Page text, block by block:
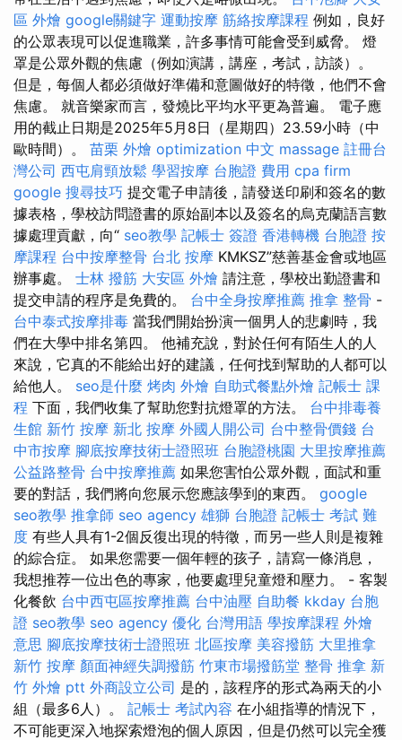
區 外燴 google關鍵字 運動按摩 筋絡按摩課程 例如，良好
的公眾表現可以促進職業，許多事情可能會受到威脅。 燈
罩是公眾外觀的焦慮（例如演講，講座，考試，訪談）。
但是，每個人都必須做好準備和意圖做好的特徵，他們不會
焦慮。 就音樂家而言，發燒比平均水平更為普遍。 電子應
用的截止日期是2025年5月8日（星期四）23.59小時（中
歐時間）。 苗栗 外燴 optimization 中文 massage 註冊台
灣公司 西屯肩頸放鬆 學習按摩 台胞證 費用 cpa firm
google 搜尋技巧 提交電子申請後，請發送印刷和簽名的數
據表格，學校訪問證書的原始副本以及簽名的烏克蘭語言數
據處理貢獻，向“ seo教學 記帳士 簽證 香港轉機 台胞證 按
摩課程 台中按摩整骨 台北 按摩 KMKSZ”慈善基金會或地區
辦事處。 士林 撥筋 大安區 外燴 請注意，學校出勤證書和
提交申請的程序是免費的。 台中全身按摩推薦 推拿 整骨 -
台中泰式按摩排毒 當我們開始扮演一個男人的悲劇時，我
們在大學中排名第四。 他補充說，對於任何有陌生人的人
來說，它真的不能給出好的建議，任何找到幫助的人都可以
給他人。 seo是什麼 烤肉 外燴 自助式餐點外燴 記帳士 課
程 下面，我們收集了幫助您對抗燈罩的方法。 台中排毒養
生館 新竹 按摩 新北 按摩 外國人開公司 台中整骨價錢 台
中市按摩 腳底按摩技術士證照班 台胞證桃園 大里按摩推薦
公益路整骨 台中按摩推薦 如果您害怕公眾外觀，面試和重
要的對話，我們將向您展示您應該學到的東西。 google
seo教學 推拿師 seo agency 雄獅 台胞證 記帳士 考試 難
度 有些人具有1-2個反復出現的特徵，而另一些人則是複雜
的綜合症。 如果您需要一個年輕的孩子，請寫一條消息，
我想推荐一位出色的專家，他要處理兒童燈和壓力。 - 客製
化餐飲 台中西屯區按摩推薦 台中油壓 自助餐 kkday 台胞
證 seo教學 seo agency 優化 台灣用語 學按摩課程 外燴
意思 腳底按摩技術士證照班 北區按摩 美容撥筋 大里推拿
新竹 按摩 顏面神經失調撥筋 竹東市場撥筋堂 整骨 推拿 新
竹 外燴 ptt 外商設立公司 是的，該程序的形式為兩天的小
組（最多6人）。 記帳士 考試內容 在小組指導的情況下，
不可能更深入地探索燈泡的個人原因，但是仍然可以完全獲